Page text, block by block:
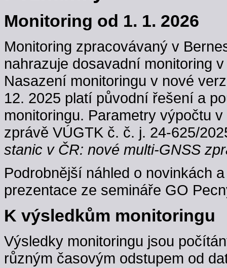
Monitoring od 1. 1. 2026
Monitoring zpracovávaný v
nahrazuje dosavadní monitoring
Nasazení monitoringu v nové
12. 2025 platí původní řešení a
monitoringu. Parametry výpočtu
zprávě VÚGTK č. č. j. 24-625/
stanic v ČR: nové multi-GNSS
Podrobnější náhled o novinkách
prezentace ze semináře GO
K výsledkům monitoringu
Výsledky monitoringu jsou
různým časovým odstupem od